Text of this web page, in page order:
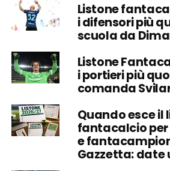
Listone
i difensori più
scuola da
Listone
i portieri più
comanda
Quando esce il
fantacalcio
e
Gazzetta: date